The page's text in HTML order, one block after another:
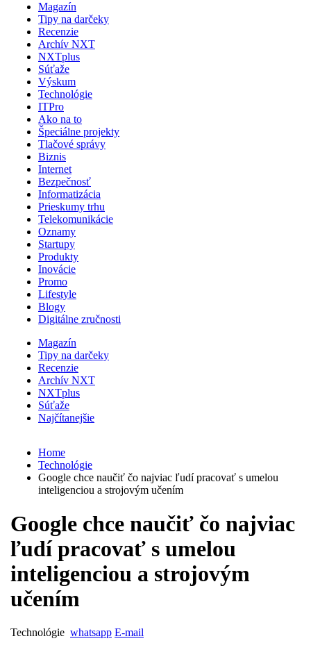
Magazín
Tipy na darčeky
Recenzie
Archív NXT
NXTplus
Súťaže
Výskum
Technológie
ITPro
Ako na to
Špeciálne projekty
Tlačové správy
Biznis
Internet
Bezpečnosť
Informatizácia
Prieskumy trhu
Telekomunikácie
Oznamy
Startupy
Produkty
Inovácie
Promo
Lifestyle
Blogy
Digitálne zručnosti
Magazín
Tipy na darčeky
Recenzie
Archív NXT
NXTplus
Súťaže
Najčítanejšie
Home
Technológie
Google chce naučiť čo najviac ľudí pracovať s umelou
inteligenciou a strojovým učením
Google chce naučiť čo najviac
ľudí pracovať s umelou
inteligenciou a strojovým
učením
Technológie whatsapp E-mail